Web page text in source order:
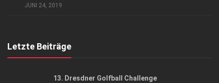
JUNI 24, 2019
Letzte Beiträge
13. Dresdner Golfball Challenge